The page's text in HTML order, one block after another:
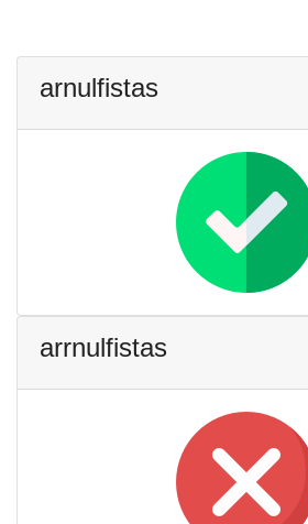
arnulfistas
arrnulfistas